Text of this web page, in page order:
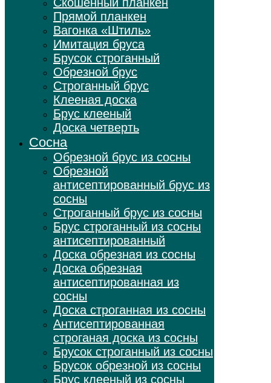
Прямой планкен
Вагонка «Штиль»
Имитация бруса
Брусок строганный
Обрезной брус
Строганный брус
Клееная доска
Брус клееный
Доска четверть
Сосна
Обрезной брус из сосны
Обрезной
антисептированный брус из
сосны
Строганный брус из сосны
Брус строганный из сосны
антисептированный
Доска обрезная из сосны
Доска обрезная
антисептированная из
сосны
Доска строганная из сосны
Антисептированная
строганая доска из сосны
Брусок строганный из сосны
Брусок обрезной из сосны
Брус клееный из сосны